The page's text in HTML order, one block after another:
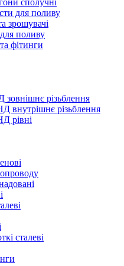
сполучні
для поливу
зрошувачі
поливу
фітинги
різьблення
внутрішнє різьблення
рівні
сталеві